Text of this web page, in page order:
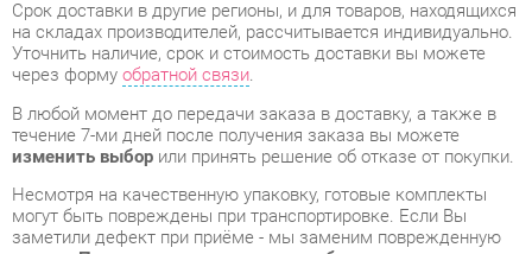
В любой момент до передачи заказа в доставку, а также в
течение 7-ми дней после получения заказа вы можете
изменить выборили принять решение об отказе от покупки.
Несмотря на качественную упаковку, готовые комплекты
могут быть повреждены при транспортировке. Если Вы
заметили дефект при приёме - мы заменим поврежденную
деталь.Повторная доставкатовара -бесплатна.
На всю мебель категории Готовые комплекты
распространяетсягарантия 1 год, а на некоторые модели – 2
года с момента приобретения.